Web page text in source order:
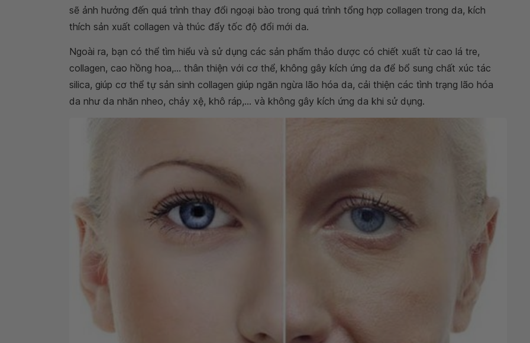
sẽ ảnh hưởng đến quá trình thay đổi ngoại bào trong quá trình tổng hợp collagen trong da, kích
thích sản xuất collagen và thúc đẩy tốc độ đổi mới da.
Ngoài ra, bạn có thể tìm hiểu và sử dụng các sản phẩm thảo dược có chiết xuất từ cao lá tre,
collagen, cao hồng hoa,... thân thiện với cơ thể, không gây kích ứng da để bổ sung chất xúc tác
silica, giúp cơ thể tự sản sinh collagen giúp ngăn ngừa lão hóa da, cải thiện các tình trạng lão hóa
da như da nhăn nheo, chảy xệ, khô ráp,... và không gây kích ứng da khi sử dụng.